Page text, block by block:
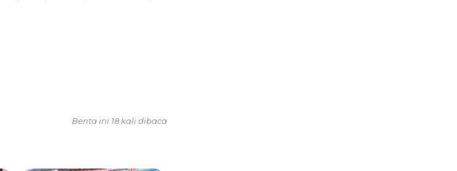
Berita ini 18 kali dibaca